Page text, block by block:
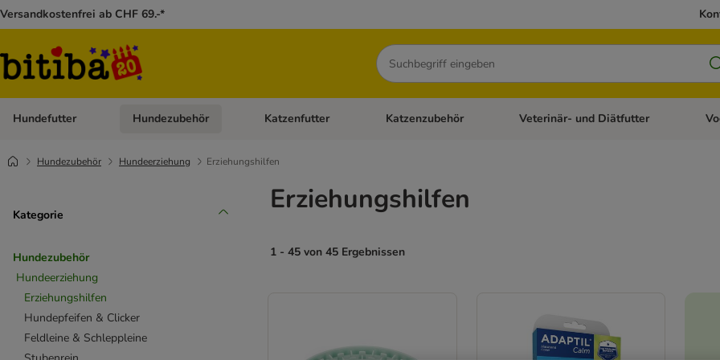
Versandkostenfrei ab CHF 69.-*
Suchen
Hundefutter Kategorie-Menü öffnen: Hundefutter
Hundezubehör Kategorie-Menü öffnen: Hundezubehör
Katzenfutter Kategorie-Menü öffnen: Katzenfutter
Katzenzubehör Kategorie-Menü öffnen: Katzenzubehör
Veterinär- und Diätfutter
Hundezubehör Hundeerziehung Erziehungshilfen
Kategorie
Hundezubehör
Hundeerziehung
Erziehungshilfen
Hundepfeifen & Clicker
Feldleine & Schleppleine
Erziehungshilfen
1 - 45 von 45 Ergebnissen